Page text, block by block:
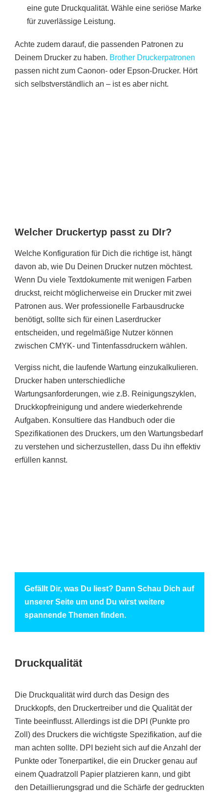
eine gute Druckqualität. Wähle eine seriöse Marke
für zuverlässige Leistung.
Achte zudem darauf, die passenden Patronen zu
Deinem Drucker zu haben. Brother Druckerpatronen
passen nicht zum Caonon- oder Epson-Drucker. Hört
sich selbstverständlich an – ist es aber nicht.
Welcher Druckertyp passt zu DIr?
Welche Konfiguration für Dich die richtige ist, hängt
davon ab, wie Du Deinen Drucker nutzen möchtest.
Wenn Du viele Textdokumente mit wenigen Farben
druckst, reicht möglicherweise ein Drucker mit zwei
Patronen aus. Wer professionelle Farbausdrucke
benötigt, sollte sich für einen Laserdrucker
entscheiden, und regelmäßige Nutzer können
zwischen CMYK- und Tintenfassdruckern wählen.
Vergiss nicht, die laufende Wartung einzukalkulieren.
Drucker haben unterschiedliche
Wartungsanforderungen, wie z.B. Reinigungszyklen,
Druckkopfreinigung und andere wiederkehrende
Aufgaben. Konsultiere das Handbuch oder die
Spezifikationen des Druckers, um den Wartungsbedarf
zu verstehen und sicherzustellen, dass Du ihn effektiv
erfüllen kannst.
Gefällt Dir, was Du liest? Dann Schau Dich auf
unserer Seite um und Du wirst weitere
spannende Themen finden.
Druckqualität
Die Druckqualität wird durch das Design des
Druckkopfs, den Druckertreiber und die Qualität der
Tinte beeinflusst. Allerdings ist die DPI (Punkte pro
Zoll) des Druckers die wichtigste Spezifikation, auf die
man achten sollte. DPI bezieht sich auf die Anzahl der
Punkte oder Tonerpartikel, die ein Drucker genau auf
einem Quadratzoll Papier platzieren kann, und gibt
den Detaillierungsgrad und die Schärfe der gedruckten